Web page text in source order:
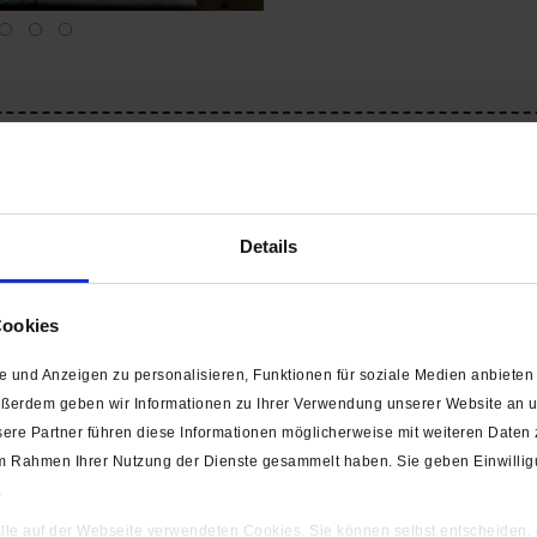
Details
und Anzeigen zu personalisieren, Funktionen für soziale Medien
geben wir Informationen zu Ihrer Verwendung unserer Website an
Partner führen diese Informationen möglicherweise mit weiteren Daten
Rahmen Ihrer Nutzung der Dienste gesammelt haben. Sie geben
auf der Webseite verwendeten Cookies. Sie können selbst
/ Quiltpaket "Jungs-Set in gelb-grün-
70 cm breit
nach Kundenwunsch direkt vom Stoffballen schneiden, immer
werden mit diesen praktischen Stoffpaketen Kinder- &
Die Motiv-Stoffe bieten wirnichtals Meterware an.
Abbildung leicht abweichen!